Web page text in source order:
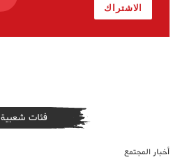
الاشتراك
فئات شعبية
أخبار المجتمع